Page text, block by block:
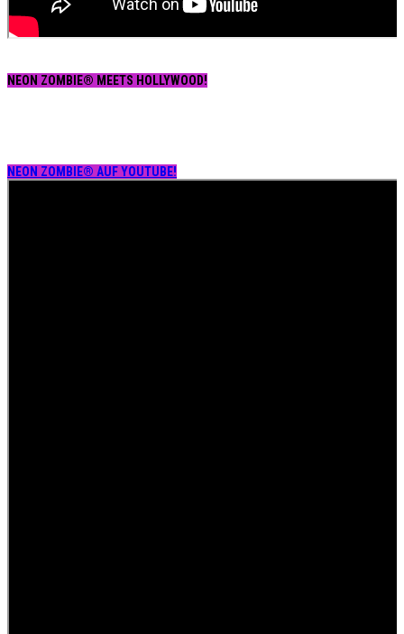
NEON ZOMBIE® MEETS HOLLYWOOD!
NEON ZOMBIE® AUF YOUTUBE!